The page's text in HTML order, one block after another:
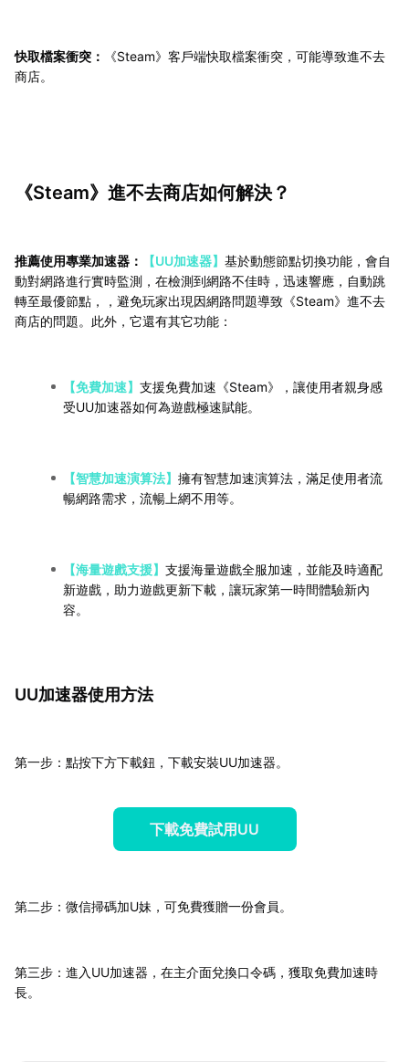
快取檔案衝突：
《Steam》客戶端快取檔案衝突，可能導致進不去
商店。
《Steam》進不去商店如何解決？
推薦使用專業加速器： 【UU加速器】 基於動態節點切換功能，會自
動對網路進行實時監測，在檢測到網路不佳時，迅速響應，自動跳
轉至最優節點，，避免玩家出現因網路問題導致《Steam》進不去
商店的問題。此外，它還有其它功能：
【免費加速】 支援免費加速《Steam》，讓使用者親身感
受UU加速器如何為遊戲極速賦能。
【智慧加速演算法】 擁有智慧加速演算法，滿足使用者流
暢網路需求，流暢上網不用等。
【海量遊戲支援】 支援海量遊戲全服加速，並能及時適配
新遊戲，助力遊戲更新下載，讓玩家第一時間體驗新內
容。
UU加速器使用方法
第一步：點按下方下載鈕，下載安裝UU加速器。
下載免費試用UU
第二步：微信掃碼加U妹，可免費獲贈一份會員。
第三步：進入UU加速器，在主介面兌換口令碼，獲取免費加速時
長。